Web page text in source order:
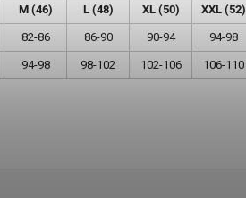
M (46) L (48) XL (50) XXL (52)
82-86 86-90 90-94 94-98
94-98 98-102 102-106 106-110